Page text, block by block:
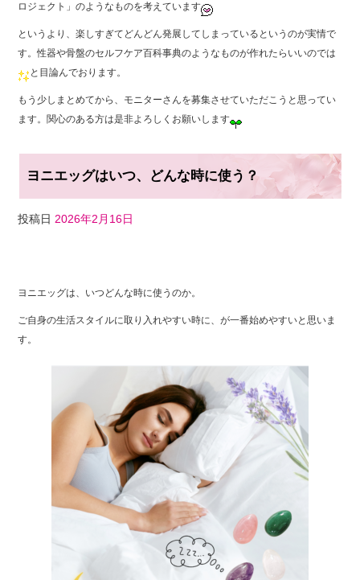
ロジェクト」のようなものを考えています
というより、楽しすぎてどんどん発展してしまっているというのが実情で
す。性器や骨盤のセルフケア百科事典のようなものが作れたらいいのでは
と目論んでおります。
もう少しまとめてから、モニターさんを募集させていただこうと思ってい
ます。関心のある方は是非よろしくお願いします
ヨニエッグはいつ、どんな時に使う？
投稿日 2026年2月16日
a
c
o
k
wi
tt
er
n
e
ヨニエッグは、いつどんな時に使うのか。
ご自身の生活スタイルに取り入れやすい時に、が一番始めやすいと思いま
す。